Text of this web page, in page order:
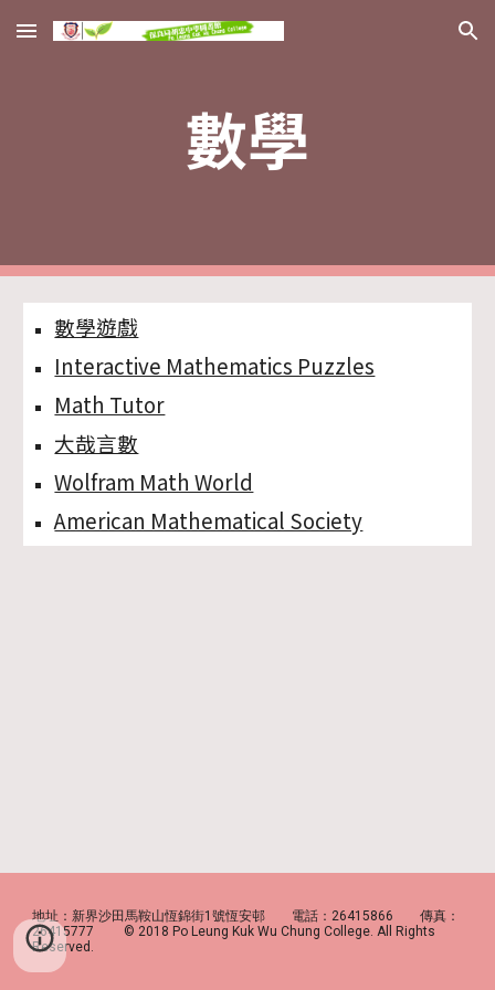
Skip to main content Skip to navigation
數學
數學遊戲
Interactive Mathematics Puzzles
Math Tutor
大哉言數
Wolfram Math World
American Mathematical Society
地址：新界沙田馬鞍山恆錦街1號恆安邨 電話：26415866 傳真：
26415777 © 2018 Po Leung Kuk Wu Chung College. All Rights
Reserved.